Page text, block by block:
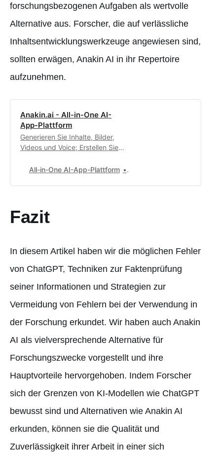
forschungsbezogenen Aufgaben als wertvolle
Alternative aus. Forscher, die auf verlässliche
Inhaltsentwicklungswerkzeuge angewiesen sind,
sollten erwägen, Anakin AI in ihr Repertoire
aufzunehmen.
Anakin.ai - All-in-One AI-
App-Plattform
Generieren Sie Inhalte, Bilder,
Videos und Voice; Erstellen Sie
benutzerdefinierte KI-Apps und
exklusive Anpassungswerkstatt
All-in-One AI-App-Plattform
Fazit
In diesem Artikel haben wir die möglichen Fehler
von ChatGPT, Techniken zur Faktenprüfung
seiner Informationen und Strategien zur
Vermeidung von Fehlern bei der Verwendung in
der Forschung erkundet. Wir haben auch Anakin
AI als vielversprechende Alternative für
Forschungszwecke vorgestellt und ihre
Hauptvorteile hervorgehoben. Indem Forscher
sich der Grenzen von KI-Modellen wie ChatGPT
bewusst sind und Alternativen wie Anakin AI
erkunden, können sie die Qualität und
Zuverlässigkeit ihrer Arbeit in einer sich